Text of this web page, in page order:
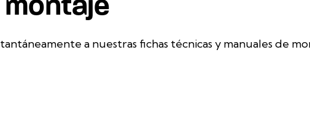
a nuestras fichas técnicas y manuales de